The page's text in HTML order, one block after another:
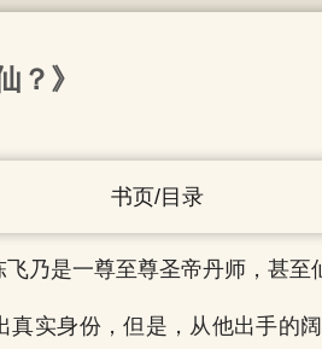
？》
书页/目录
乃是一尊至尊圣帝丹师，甚至
真实身份，但是，从他出手的